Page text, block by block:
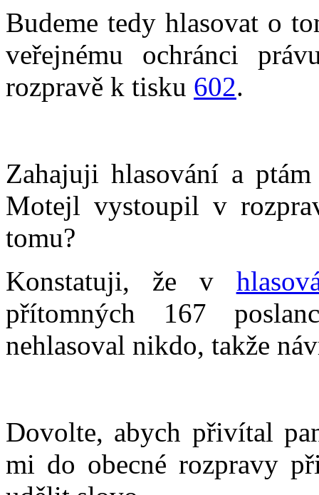
Budeme tedy hlasovat o
veřejnému ochránci
rozpravě k tisku 602.
Zahajuji hlasování a
Motejl vystoupil v
tomu?
Konstatuji, že v
přítomných 167
nehlasoval nikdo, takže
Dovolte, abych přivítal
mi do obecné rozpravy